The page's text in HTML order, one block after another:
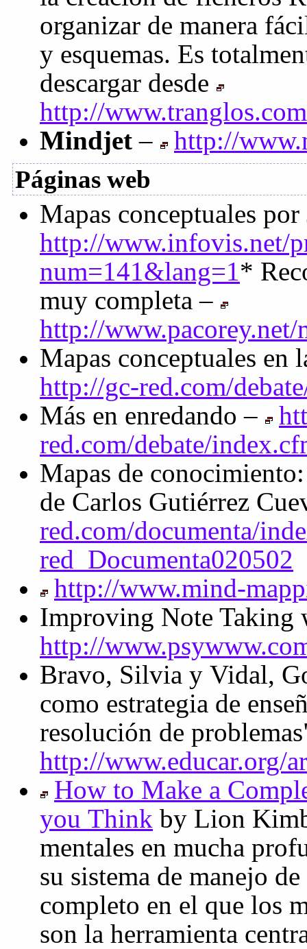
organizar de manera
y esquemas. Es
descargar desde
http://
Mindjet – http://
Páginas web
Mapas conceptuales
http://www.infovis.net/
num=141&lang=1*
muy completa –
http://www.pacorey.net/
Mapas conceptuales en
http://gc-red.com/
Más en enredando –
red.com/debate/
Mapas de
de Carlos Gutiérrez
red.com/documenta/
red_Documenta020502
http://www.mind-
Improving Note Taking
http://
Bravo, Silvia y Vidal,
como estrategia de
resolución de
http://www.educar.org/
How to Make a
you Think by Lion
mentales en mucha
su sistema de manejo
completo en el que los
son la herramienta